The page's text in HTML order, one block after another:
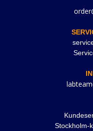
Stockholm-